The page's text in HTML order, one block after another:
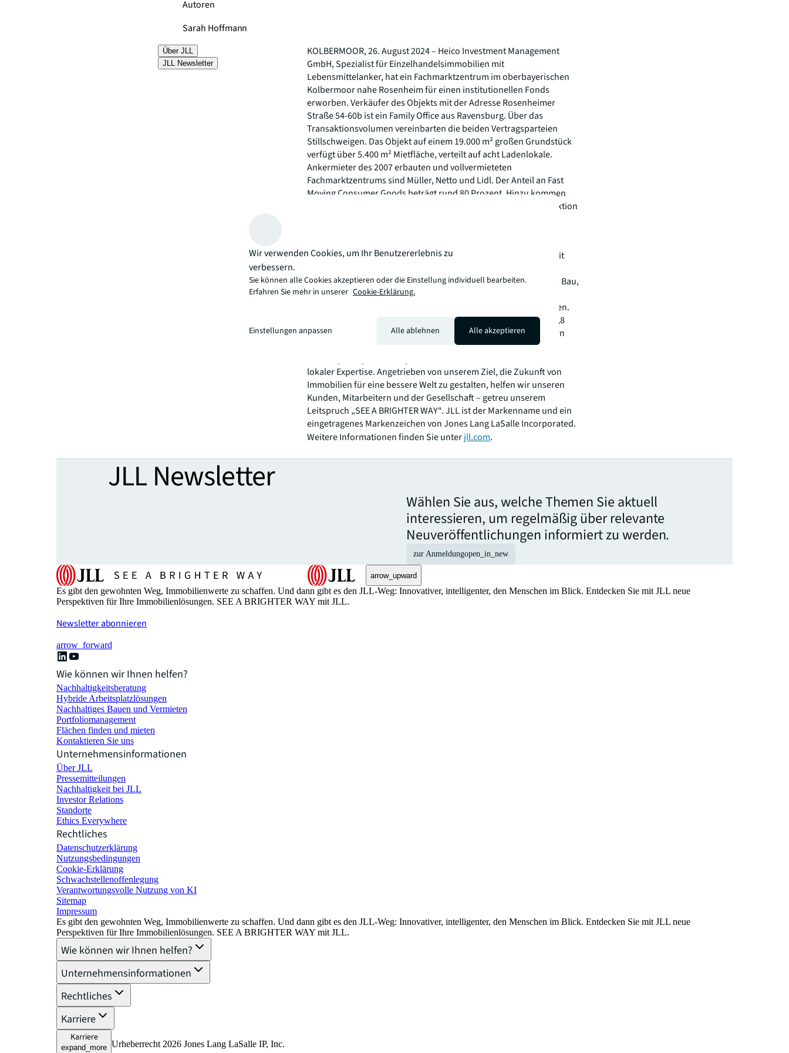
Autoren
Sarah Hoffmann
Über JLL
JLL Newsletter
KOLBERMOOR, 26. August 2024 – Heico Investment Management
GmbH, Spezialist für Einzelhandelsimmobilien mit
Lebensmittelanker, hat ein Fachmarktzentrum im oberbayerischen
Kolbermoor nahe Rosenheim für einen institutionellen Fonds
erworben. Verkäufer des Objekts mit der Adresse Rosenheimer
Straße 54-60b ist ein Family Office aus Ravensburg. Über das
Transaktionsvolumen vereinbarten die beiden Vertragsparteien
Stillschweigen. Das Objekt auf einem 19.000 m² großen Grundstück
verfügt über 5.400 m² Mietfläche, verteilt auf acht Ladenlokale.
Ankermieter des 2007 erbauten und vollvermieteten
Fachmarktzentrums sind Müller, Netto und Lidl. Der Anteil an Fast
Moving Consumer Goods beträgt rund 80 Prozent. Hinzu kommen
etwa 200 Parkplätze. JLL hat den Käufer beraten und die Transaktion
Seit mehr als 200 Jahren unterstützt JLL (NYSE: JLL), ein weltweit
Investmentmanagementunternehmen, seine Kunden beim Kauf, Bau,
der Nutzung, Verwaltung und Investition in eine Vielzahl von
Gewerbe-, Industrie-, Hotel-, Wohn- und Einzelhandelsimmobilien.
Als Fortune-500®-Unternehmen mit einem Jahresumsatz von 20,8
Milliarden US-Dollar und Niederlassungen in mehr als 80 Ländern
weltweit bieten unsere rund 110.000 Mitarbeiter die
lokaler Expertise. Angetrieben von unserem Ziel, die Zukunft von
Immobilien für eine bessere Welt zu gestalten, helfen wir unseren
Kunden, Mitarbeitern und der Gesellschaft – getreu unserem
Leitspruch „SEE A BRIGHTER WAY“. JLL ist der Markenname und ein
eingetragenes Markenzeichen von Jones Lang LaSalle Incorporated.
Weitere Informationen finden Sie unterjll.com.
JLL Newsletter
Wählen Sie aus, welche Themen Sie aktuell
interessieren, um regelmäßig über relevante
Neuveröffentlichungen informiert zu werden.
zur Anmeldungopen_in_new
arrow_upward
Es gibt den gewohnten Weg, Immobilienwerte zu schaffen. Und dann gibt es den JLL-Weg: Innovativer, intelligenter, den Menschen im Blick. Entdecken Sie mit JLL neue
Perspektiven für Ihre Immobilienlösungen. SEE A BRIGHTER WAY mit JLL.
Newsletter abonnieren
arrow_forward
Wie können wir Ihnen helfen?
Nachhaltigkeitsberatung
Hybride Arbeitsplatzlösungen
Nachhaltiges Bauen und Vermieten
Portfoliomanagement
Flächen finden und mieten
Kontaktieren Sie uns
Unternehmensinformationen
Über JLL
Pressemitteilungen
Nachhaltigkeit bei JLL
Investor Relations
Standorte
Ethics Everywhere
Rechtliches
Datenschutzerklärung
Nutzungsbedingungen
Cookie-Erklärung
Schwachstellenoffenlegung
Verantwortungsvolle Nutzung von KI
Sitemap
Impressum​
Es gibt den gewohnten Weg, Immobilienwerte zu schaffen. Und dann gibt es den JLL-Weg: Innovativer, intelligenter, den Menschen im Blick. Entdecken Sie mit JLL neue
Perspektiven für Ihre Immobilienlösungen. SEE A BRIGHTER WAY mit JLL.
Wie können wir Ihnen helfen?
Unternehmensinformationen
Rechtliches
Karriere
Karriere
expand_more Urheberrecht 2026 Jones Lang LaSalle IP, Inc.
Wir verwenden Cookies, um Ihr Benutzererlebnis zu
verbessern.
Sie können alle Cookies akzeptieren oder die Einstellung individuell bearbeiten.
Erfahren Sie mehr in unserer Cookie-Erklärung.
Einstellungen anpassen Alle ablehnen Alle akzeptieren